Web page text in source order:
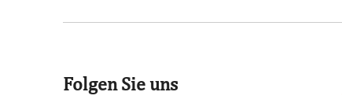
Folgen Sie uns